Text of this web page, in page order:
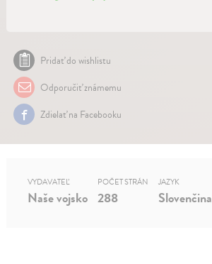
Pridať do wishlistu
Odporučiť známemu
Zdielať na Facebooku
VYDAVATEĽ
Naše vojsko
POČET STRÁN
288
JAZYK
Slovenčina